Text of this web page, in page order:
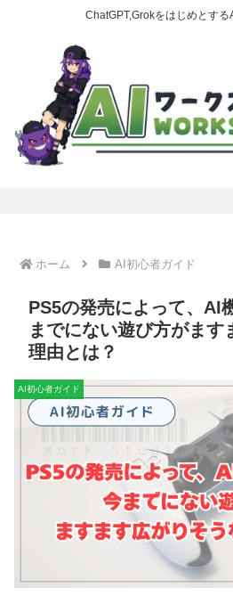
ChatGPT,Grokをはじめとする
ホーム AI初心者ガイド
PS5の発売によって、AI
までにない遊び方がます
理由とは？
AI初心者ガイド